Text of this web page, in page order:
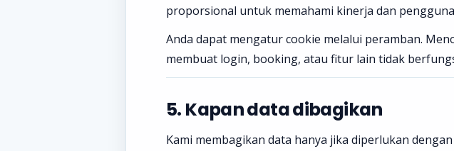
proporsional untuk memahami kinerja dan
Anda dapat mengatur cookie melalui peramban.
membuat login, booking, atau fitur lain tidak
5. Kapan data dibagikan
Kami membagikan data hanya jika diperlukan